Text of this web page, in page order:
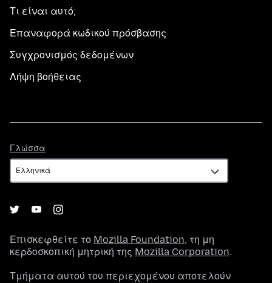
Τι είναι αυτό;
Επαναφορά κωδικού πρόσβασης
Συγχρονισμός δεδομένων
Λήψη βοήθειας
Γλώσσα
Επισκεφθείτε το Mozilla Foundation, τη μη
κερδοσκοπική μητρική της Mozilla Corporation.
Τμήματα αυτού του περιεχομένου αποτελούν